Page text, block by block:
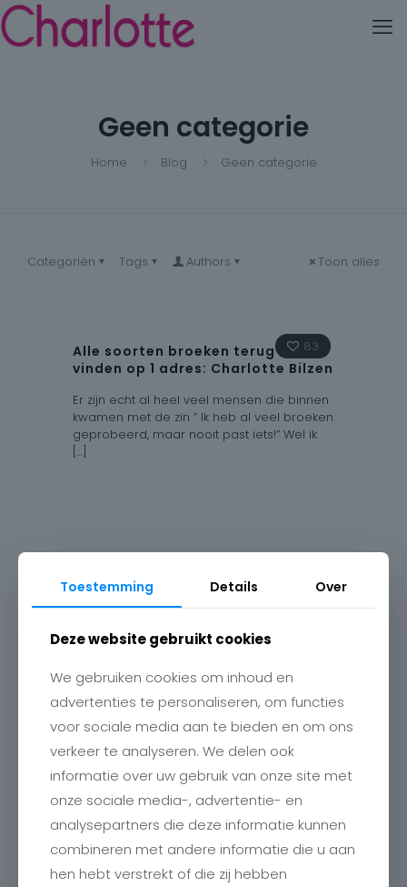
Geen categorie
Home Blog Geen categorie
Categoriën Tags Authors Toon alles
83
Alle soorten broeken terug te
vinden op 1 adres: Charlotte Bilzen
Er zijn echt al heel veel mensen die binnen
kwamen met de zin ” Ik heb al veel broeken
geprobeerd, maar nooit past iets!” Wel ik
[…]
Opendeurweek!
Word helemaal wild van onze
herfstcollectie…. want dierenprints zijn een
echte must-have deze herfst. Zaterdag is
elke[…]
Toestemming Details Over
Deze website gebruikt cookies
We gebruiken cookies om inhoud en
advertenties te personaliseren, om functies
voor sociale media aan te bieden en om ons
verkeer te analyseren. We delen ook
informatie over uw gebruik van onze site met
onze sociale media-, advertentie- en
analysepartners die deze informatie kunnen
combineren met andere informatie die u aan
hen hebt verstrekt of die zij hebben